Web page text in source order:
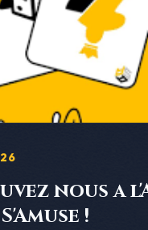
nous a
!